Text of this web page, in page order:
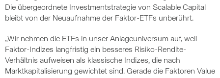
Die übergeordnete Investmentstrategie von Scalable Capital
bleibt von der Neuaufnahme der Faktor-ETFs unberührt.
„Wir nehmen die ETFs in unser Anlageuniversum auf, weil
Faktor-Indizes langfristig ein besseres Risiko-Rendite-
Verhältnis aufweisen als klassische Indizes, die nach
Marktkapitalisierung gewichtet sind. Gerade die Faktoren Value